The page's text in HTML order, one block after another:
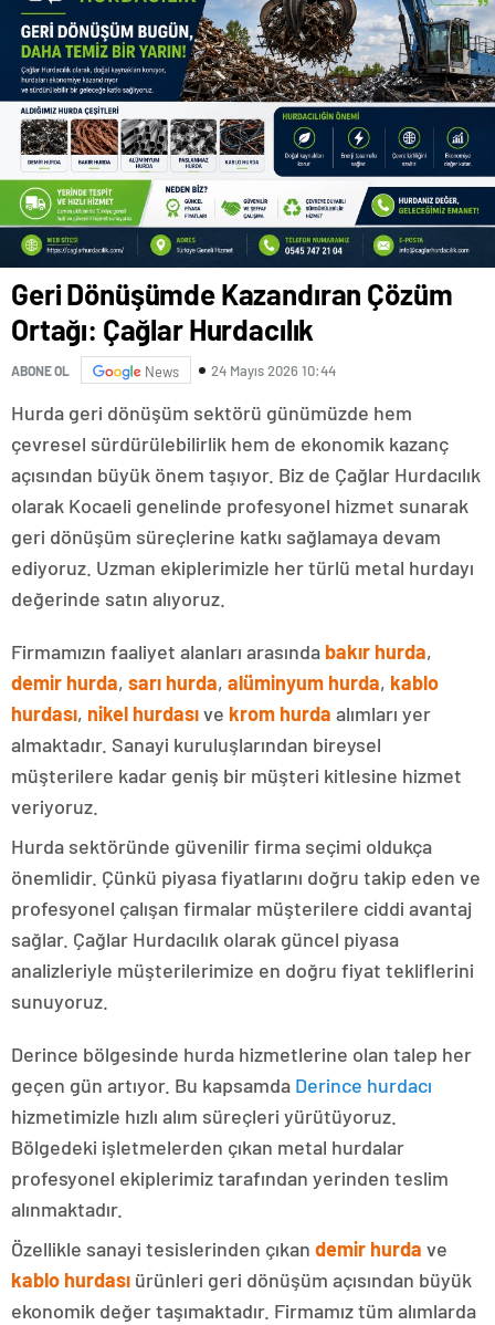
Geri Dönüşümde Kazandıran Çözüm
Ortağı: Çağlar Hurdacılık
ABONE OL News 24 Mayıs 2026 10:44
Hurda geri dönüşüm sektörü günümüzde hem
çevresel sürdürülebilirlik hem de ekonomik kazanç
açısından büyük önem taşıyor. Biz de Çağlar Hurdacılık
olarak Kocaeli genelinde profesyonel hizmet sunarak
geri dönüşüm süreçlerine katkı sağlamaya devam
ediyoruz. Uzman ekiplerimizle her türlü metal hurdayı
değerinde satın alıyoruz.
Firmamızın faaliyet alanları arasında bakır hurda,
demir hurda, sarı hurda, alüminyum hurda, kablo
hurdası, nikel hurdasıve krom hurda alımları yer
almaktadır. Sanayi kuruluşlarından bireysel
müşterilere kadar geniş bir müşteri kitlesine hizmet
veriyoruz.
Hurda sektöründe güvenilir firma seçimi oldukça
önemlidir. Çünkü piyasa fiyatlarını doğru takip eden ve
profesyonel çalışan firmalar müşterilere ciddi avantaj
sağlar. Çağlar Hurdacılık olarak güncel piyasa
analizleriyle müşterilerimize en doğru fiyat tekliflerini
sunuyoruz.
Derince bölgesinde hurda hizmetlerine olan talep her
geçen gün artıyor. Bu kapsamda Derince hurdacı
hizmetimizle hızlı alım süreçleri yürütüyoruz.
Bölgedeki işletmelerden çıkan metal hurdalar
profesyonel ekiplerimiz tarafından yerinden teslim
alınmaktadır.
Özellikle sanayi tesislerinden çıkan demir hurda ve
kablo hurdası ürünleri geri dönüşüm açısından büyük
ekonomik değer taşımaktadır. Firmamız tüm alımlarda